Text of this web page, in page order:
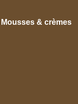
Mousses & crèmes